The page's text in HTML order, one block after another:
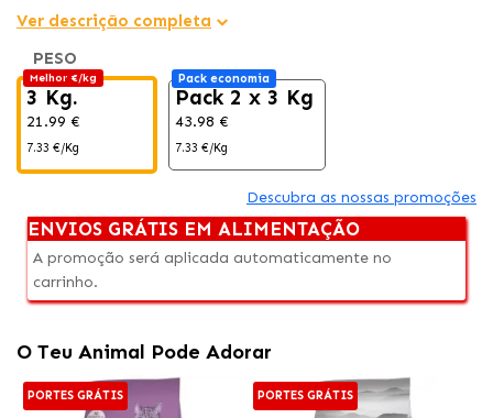
Formulada parasatisfazer as necessidades
nutricionais do organismo carnívoro do seu gato.
Fornecendo os nutrientes necessários
uma alimentação equilibrada e a saúde do seu felino.
Ver descrição completa
PESO
Melhor €/kg
3 Kg.
21.99 €
7.33 €/Kg
Pack economia
Pack 2 x 3 Kg
43.98 €
7.33 €/Kg
Descubra as nossas promoções
ENVIOS GRÁTIS EM ALIMENTAÇÃO
A promoção será aplicada automaticamente no
carrinho.
O Teu Animal Pode Adorar
PORTES GRÁTIS PORTES GRÁTIS